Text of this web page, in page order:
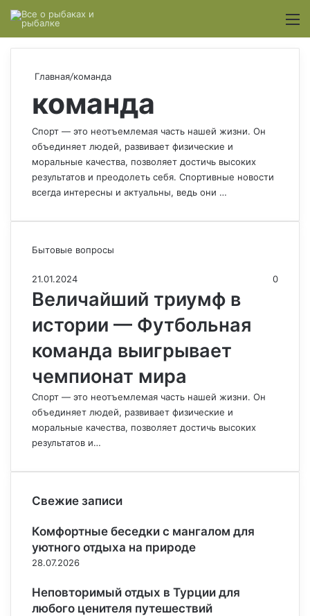
Главная/команда
команда
Спорт — это неотъемлемая часть нашей жизни. Он
объединяет людей, развивает физические и
моральные качества, позволяет достичь высоких
результатов и преодолеть себя. Спортивные новости
всегда интересны и актуальны, ведь они …
Бытовые вопросы
21.01.2024 0
Величайший триумф в
истории — Футбольная
команда выигрывает
чемпионат мира
Спорт — это неотъемлемая часть нашей жизни. Он
объединяет людей, развивает физические и
моральные качества, позволяет достичь высоких
результатов и…
Свежие записи
Комфортные беседки с мангалом для
уютного отдыха на природе
28.07.2026
Неповторимый отдых в Турции для
любого ценителя путешествий